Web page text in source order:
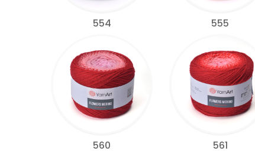
554 555
560 561